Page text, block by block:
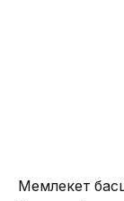
Мемлекет